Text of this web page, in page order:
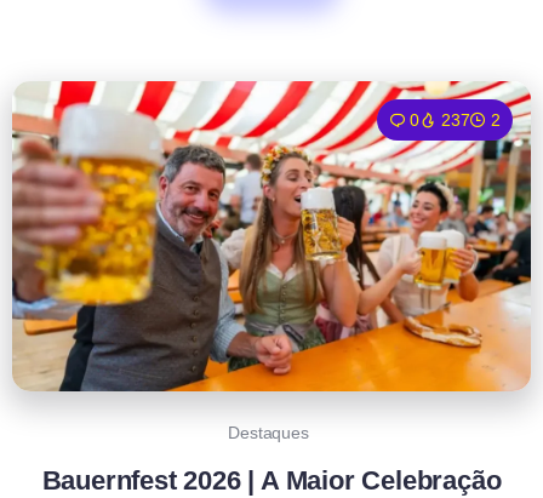
0 237 2
Destaques
Bauernfest 2026 | A Maior Celebração